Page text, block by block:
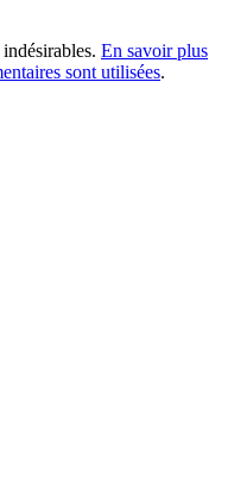
En savoir plus
sont utilisées.